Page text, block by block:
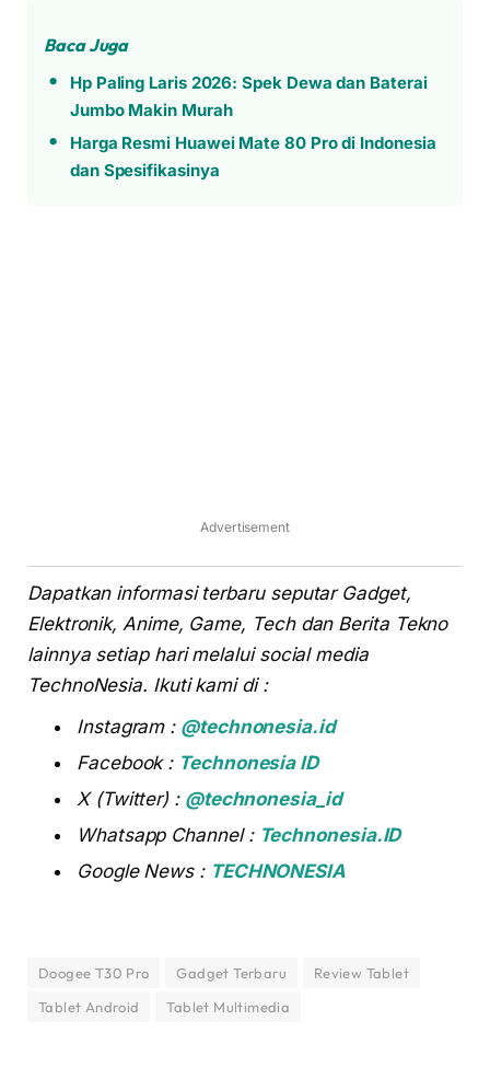
Baca Juga
Hp Paling Laris 2026: Spek Dewa dan Baterai
Jumbo Makin Murah
Harga Resmi Huawei Mate 80 Pro di Indonesia
dan Spesifikasinya
Advertisement
Dapatkan informasi terbaru seputar Gadget,
Elektronik, Anime, Game, Tech dan Berita Tekno
lainnya setiap hari melalui social media
TechnoNesia. Ikuti kami di :
Instagram : @technonesia.id
Facebook : Technonesia ID
X (Twitter) : @technonesia_id
Whatsapp Channel : Technonesia.ID
Google News : TECHNONESIA
Doogee T30 Pro Gadget Terbaru
Review Tablet
Tablet Android
Tablet Multimedia